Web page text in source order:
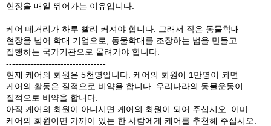
현장을 매일 뛰어가는 이유입니다.
케어 떼거리가 하루 빨리 커져야 합니다. 그래서 작은 동물학대
현장을 넘어 학대 기업으로, 동물학대를 조장하는 법을 만들고
집행하는 국가기관으로 몰려가야 합니다.
---------------------------------
현재 케어의 회원은 5천명입니다. 케어의 회원이 1만명이 되면
케어의 활동은 질적으로 비약을 합니다. 우리나라의 동물운동이
질적으로 비약을 합니다.
아직 케어의 회원이 아니시면 케어의 회원이 되어 주십시오. 이미
케어의 회원이면 가까이 있는 한 사람에게 케어를 추천해 주십시오.